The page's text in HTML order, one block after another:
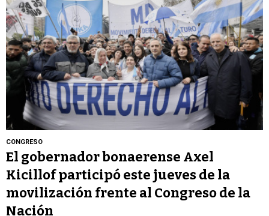
CONGRESO
El gobernador bonaerense Axel
Kicillof participó este jueves de la
movilización frente al Congreso de la
Nación